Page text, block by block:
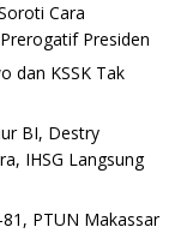
Cara
Presiden
dan KSSK Tak
BI, Destry
IHSG Langsung
PTUN Makassar